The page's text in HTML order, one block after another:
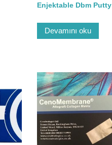
Enjektable Dbm Putty
Devamını oku